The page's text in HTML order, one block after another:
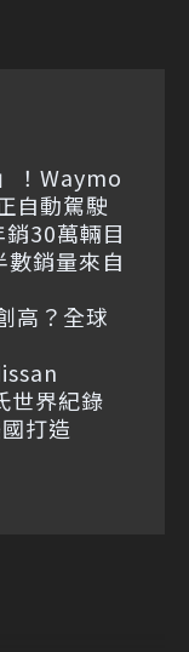
！Waymo
自動駕駛
30萬輛目
數銷量來自
高？全球
世界紀錄
打造